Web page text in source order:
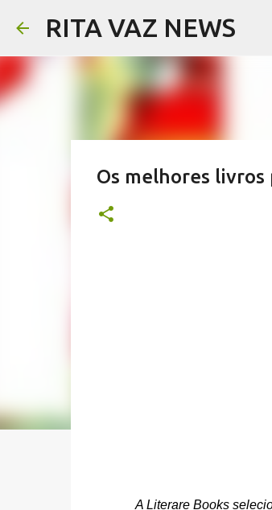
RITA VAZ NEWS
Os melhores livros
A Literare Books